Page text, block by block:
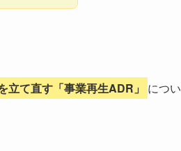
て直す「事業再生ADR」
につい